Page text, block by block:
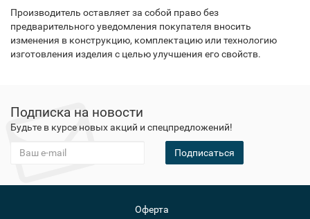
Производитель оставляет за собой право без
предварительного уведомления покупателя вносить
изменения в конструкцию, комплектацию или технологию
изготовления изделия с целью улучшения его свойств.
Подписка на новости
Будьте в курсе новых акций и спецпредложений!
Подписаться
Оферта